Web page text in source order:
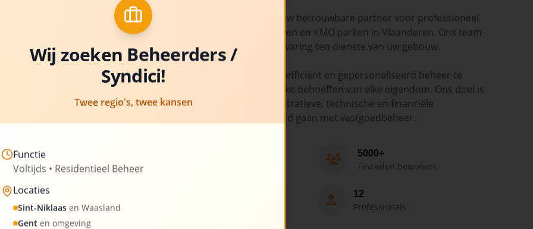
Al meer dan 20 jaar is Uw-Syndic uw betrouwbare partner voor professioneel
beheer van appartementsgebouwen en KMO parken in Vlaanderen. Ons team
van experts stelt hun kennis en ervaring ten dienste van uw gebouw.
Wij zetten ons in om transparant, efficiënt en gepersonaliseerd beheer te
bieden, aangepast aan de specifieke behoeften van elke eigendom. Ons doel is
om u te ontzorgen van de administratieve, technische en financiële
verantwoordelijkheden die gepaard gaan met vastgoedbeheer.
5000+
Tevreden bewoners
12
Professionals
Wij zoeken Beheerders /
Syndici!
Twee regio's, twee kansen
Functie
Voltijds • Residentieel Beheer
Locaties
Sint-Niklaas en Waasland
Gent en omgeving